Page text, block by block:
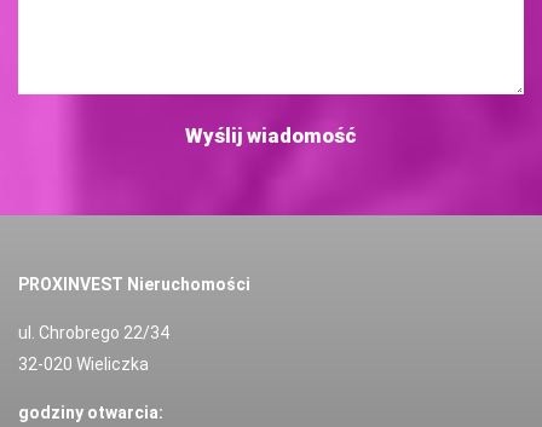
PROXINVEST Nieruchomości
ul. Chrobrego 22/34
32-020 Wieliczka
godziny otwarcia: